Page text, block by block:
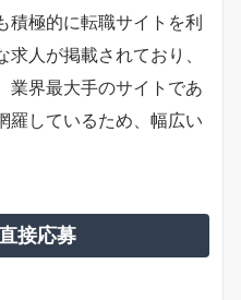
積極的に転職サイトを利
人が掲載されており、
業界最大手のサイトであ
羅しているため、幅広い
接応募